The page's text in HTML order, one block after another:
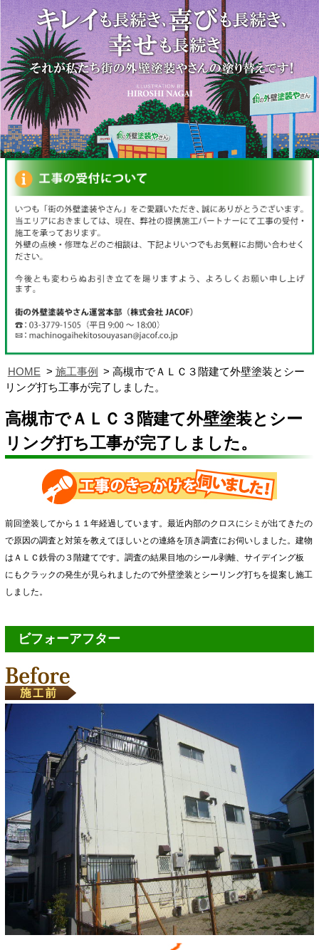
HOME 施工事例
高槻市でＡＬＣ３階建て外壁塗装とシー
リング打ち工事が完了しました。
高槻市でＡＬＣ３階建て外壁塗装とシー
リング打ち工事が完了しました。
前回塗装してから１１年経過しています。最近内部のクロスにシミが出てきたの
で原因の調査と対策を教えてほしいとの連絡を頂き調査にお伺いしました。建物
はＡＬＣ鉄骨の３階建てです。調査の結果目地のシール剥離、サイデイング板
にもクラックの発生が見られましたので外壁塗装とシーリング打ちを提案し施工
しました。
ビフォーアフター